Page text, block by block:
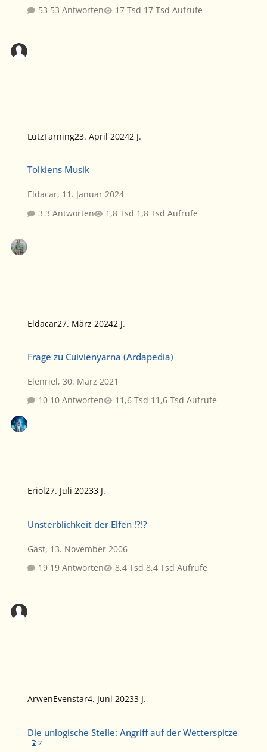
53 Antworten
17 Tsd Aufrufe
LutzFarning23. April 20242 J.
Tolkiens Musik
Eldacar, 11. Januar 2024
3 Antworten
1,8 Tsd Aufrufe
Eldacar27. März 20242 J.
Frage zu Cuivienyarna (Ardapedia)
Elenriel,30. März 2021
10 Antworten
11,6 Tsd Aufrufe
Eriol27. Juli 20233 J.
Unsterblichkeit der Elfen !?!?
Gast, 13. November 2006
19 Antworten
8,4 Tsd Aufrufe
ArwenEvenstar4. Juni 20233 J.
Die unlogische Stelle: Angriff auf der Wetterspitze
2